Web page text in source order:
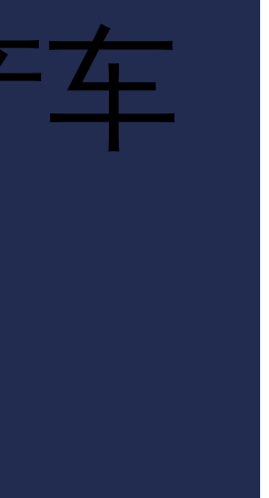
车